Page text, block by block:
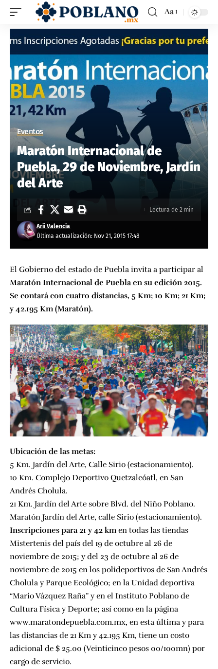
Aa
Eventos
Maratón Internacional de
Puebla, 29 de Noviembre, Jardín
del Arte
Última actualización: Nov 21, 2015 17:48
Arii Valencia
Lectura de 2 min
El Gobierno del estado de Puebla invita a participar al
Maratón Internacional de Puebla en su edición 2015.
Se contará con cuatro distancias, 5 Km; 10 Km; 21 Km;
y 42.195 Km (Maratón).
Ubicación de las metas:
5 Km. Jardín del Arte, Calle Sirio (estacionamiento).
10 Km. Complejo Deportivo Quetzalcóatl, en San
Andrés Cholula.
21 Km. Jardín del Arte sobre Blvd. del Niño Poblano.
Maratón Jardín del Arte, calle Sirio (estacionamiento).
Inscripciones para 21 y 42 km en todas las tiendas
Mistertenis del país del 19 de octubre al 26 de
noviembre de 2015; y del 23 de octubre al 26 de
noviembre de 2015 en los polideportivos de San Andrés
Cholula y Parque Ecológico; en la Unidad deportiva
“Mario Vázquez Raña” y en el Instituto Poblano de
Cultura Física y Deporte; así como en la página
www.maratondepuebla.com.mx, en esta última y para
las distancias de 21 Km y 42.195 Km, tiene un costo
adicional de $ 25.00 (Veinticinco pesos 00/100mn) por
cargo de servicio.